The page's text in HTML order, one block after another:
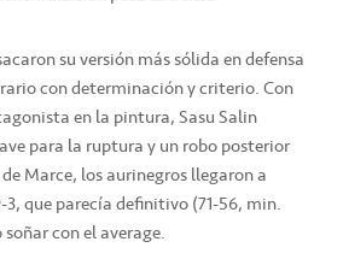
su versión más sólida en defensa
con determinación y criterio. Con
en la pintura, Sasu Salin
para la ruptura y un robo posterior
Marce, los aurinegros llegaron a
que parecía definitivo (71-56, min.
con el average.